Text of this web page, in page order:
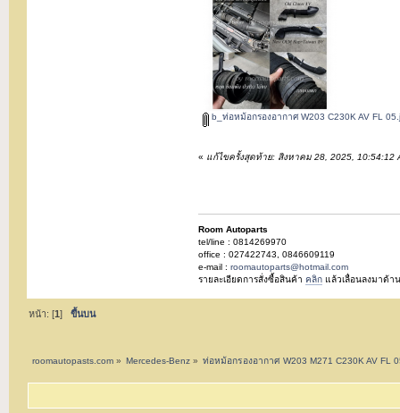
b_ท่อหม้อกรองอากาศ W203 C230K AV FL
« แก้ไขครั้งสุดท้าย: สิงหาคม 28, 2025, 10:54:12
Room Autoparts
tel/line : 0814269970
office : 027422743, 0846609119
e-mail : roomautoparts@hotmail.com
รายละเอียดการสั่งซื้อสินค้า คลิกแล้วเลื่อนลงมาด้า
หน้า: [1] ขึ้นบน
roomautopasts.com» Mercedes-Benz» ท่อหม้อกรองอากาศ W203 M271 C230K AV FL